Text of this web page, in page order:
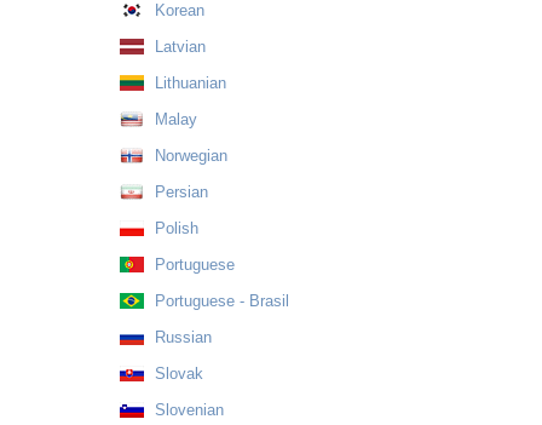
Korean
Latvian
Lithuanian
Malay
Norwegian
Persian
Polish
Portuguese
Portuguese - Brasil
Russian
Slovak
Slovenian